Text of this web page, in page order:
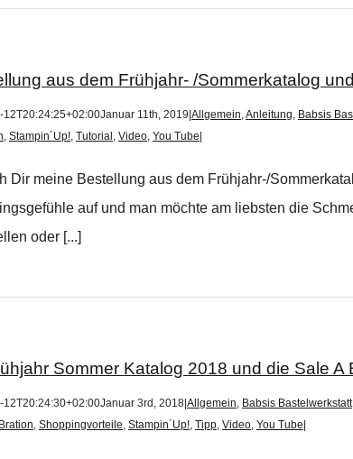
aus dem Frühjahr- /Sommerkatalog
12T20:24:25+02:00Januar 11th, 2019 Allgemein,Anleitung, Babsis
, Stampin´Up!, Tutorial , Video, You Tube
Dir meine Bestellung aus dem Frühjahr-/
auf und man möchte am liebsten die
oder [...]
Sommer Katalog 2018 und die Sale A
12T20:24:30+02:00Januar 3rd, 2018 Allgemein, Babsis Bastelwerkstatt
, Shoppingvorteile, Stampin´Up!, Tipp, Video, You Tube